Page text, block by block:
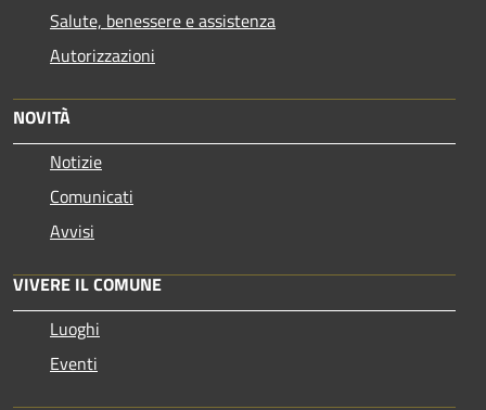
Salute, benessere e assistenza
Autorizzazioni
NOVITÀ
Notizie
Comunicati
Avvisi
VIVERE IL COMUNE
Luoghi
Eventi